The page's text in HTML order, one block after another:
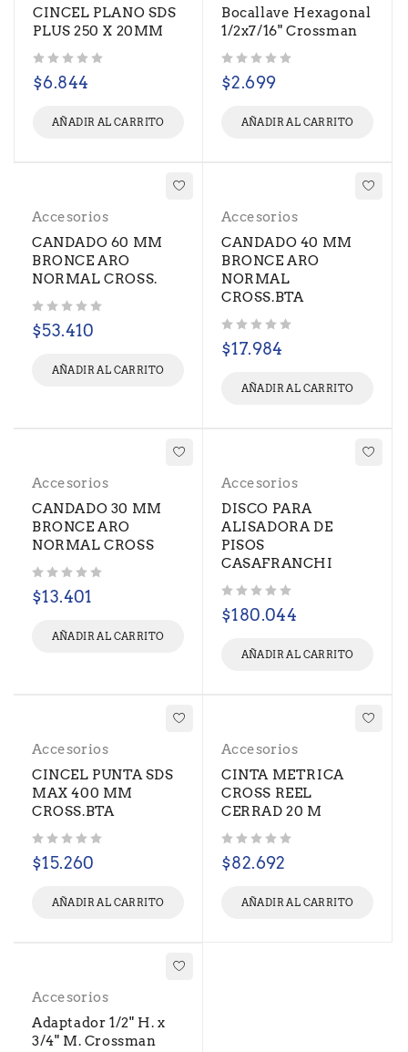
CINCEL PLANO SDS
PLUS 250 X 20MM
$6.844
AÑADIR AL CARRITO
Bocallave Hexagonal
1/2x7/16" Crossman
$2.699
AÑADIR AL CARRITO
Accesorios
CANDADO 60 MM
BRONCE ARO
NORMAL CROSS.
$53.410
AÑADIR AL CARRITO
Accesorios
CANDADO 40 MM
BRONCE ARO
NORMAL
CROSS.BTA
$17.984
AÑADIR AL CARRITO
Accesorios
CANDADO 30 MM
BRONCE ARO
NORMAL CROSS
$13.401
AÑADIR AL CARRITO
Accesorios
DISCO PARA
ALISADORA DE
PISOS
CASAFRANCHI
$180.044
AÑADIR AL CARRITO
Accesorios
CINCEL PUNTA SDS
MAX 400 MM
CROSS.BTA
$15.260
AÑADIR AL CARRITO
Accesorios
CINTA METRICA
CROSS REEL
CERRAD 20 M
$82.692
AÑADIR AL CARRITO
Accesorios
Adaptador 1/2" H. x
3/4" M. Crossman